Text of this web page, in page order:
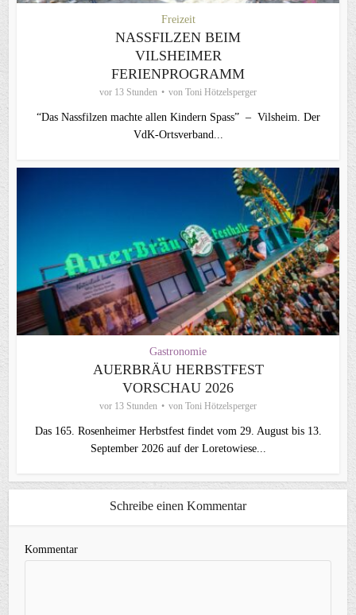
Freizeit
NASSFILZEN BEIM
VILSHEIMER
FERIENPROGRAMM
vor 13 Stunden von Toni Hötzelsperger
“Das Nassfilzen machte allen Kindern Spass” – Vilsheim. Der
VdK-Ortsverband...
Gastronomie
AUERBRÄU HERBSTFEST
VORSCHAU 2026
vor 13 Stunden von Toni Hötzelsperger
Das 165. Rosenheimer Herbstfest findet vom 29. August bis 13.
September 2026 auf der Loretowiese...
Schreibe einen Kommentar
Kommentar